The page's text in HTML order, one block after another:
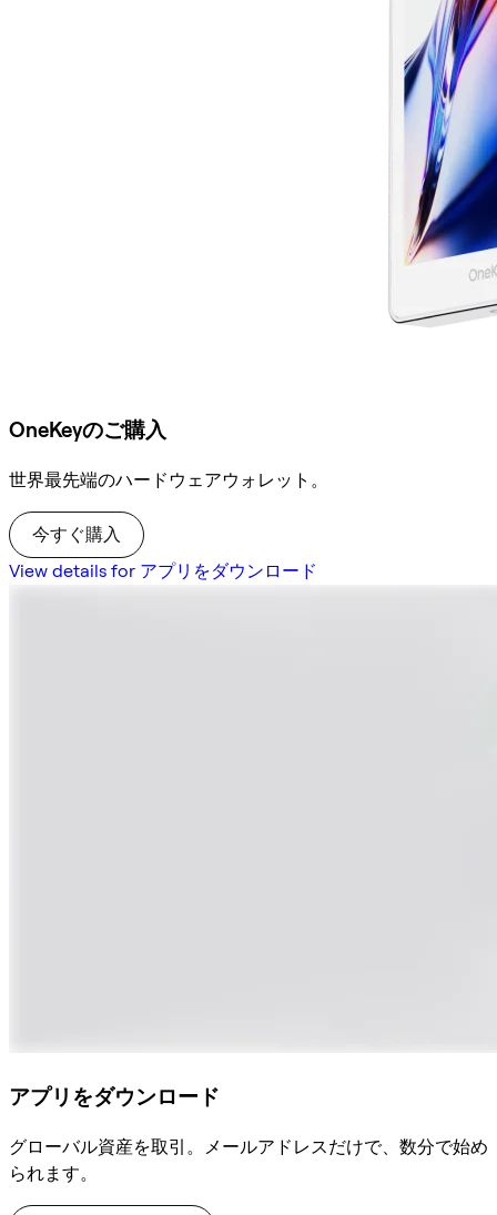
OneKeyのご購入
世界最先端のハードウェアウォレット。
今すぐ購入
View details for アプリをダウンロード
アプリをダウンロード
グローバル資産を取引。メールアドレスだけで、数分で始め
られます。